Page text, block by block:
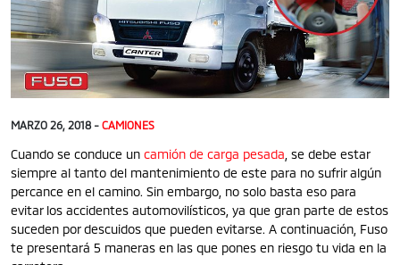
MARZO 26, 2018 - CAMIONES
Cuando se conduce un camión de carga pesada , se debe estar
siempre al tanto del mantenimiento de este para no sufrir algún
percance en el camino. Sin embargo, no solo basta eso para
evitar los accidentes automovilísticos, ya que gran parte de estos
suceden por descuidos que pueden evitarse. A continuación, Fuso
te presentará 5 maneras en las que pones en riesgo tu vida en la